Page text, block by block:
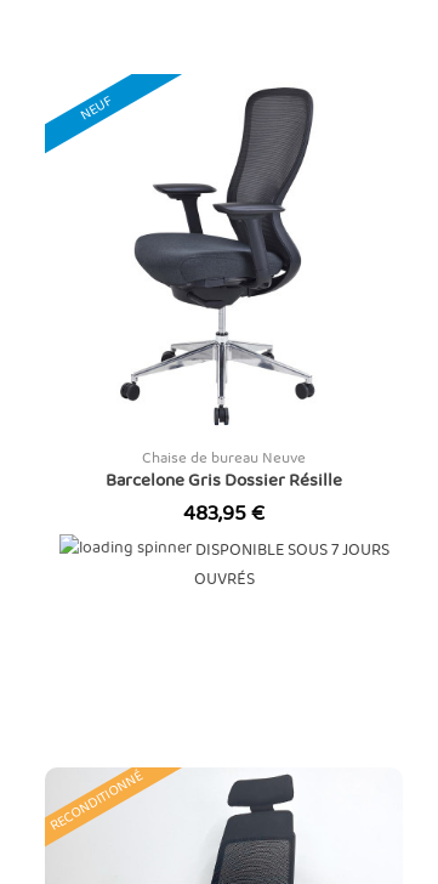
NEUF
Chaise de bureau Neuve
Barcelone Gris Dossier Résille
Prix
483,95 €
DISPONIBLE SOUS 7 JOURS
OUVRÉS
RECONDITIONNÉ